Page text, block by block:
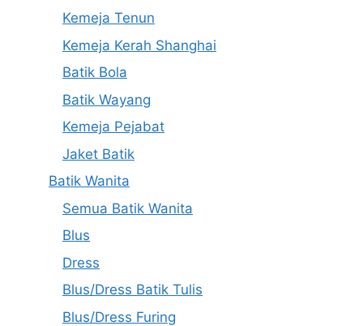
Kemeja Tenun
Kemeja Kerah Shanghai
Batik Bola
Batik Wayang
Kemeja Pejabat
Jaket Batik
Batik Wanita
Semua Batik Wanita
Blus
Dress
Blus/Dress Batik Tulis
Blus/Dress Furing